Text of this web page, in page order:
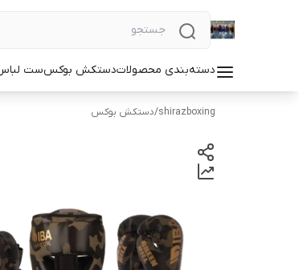
دسته‌بندی محصولاتدستکش بوکسست لباس
shirazboxing
/دستکش بوکس